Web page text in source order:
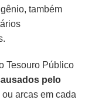
também
Tesouro Público
pelo
arcas em cada